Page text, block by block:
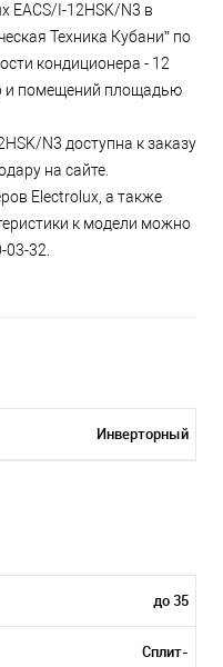
EACS/I-12HSK/N3 в
Техника Кубани” по
кондиционера - 12
и помещений площадью
N3 доступна к заказу
на сайте.
Electrolux, а также
к модели можно
03-32.
Инверторный
до 35
Сплит-